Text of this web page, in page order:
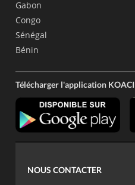
Gabon
Congo
Sénégal
Bénin
Télécharger l'application KOACI
NOUS CONTACTER